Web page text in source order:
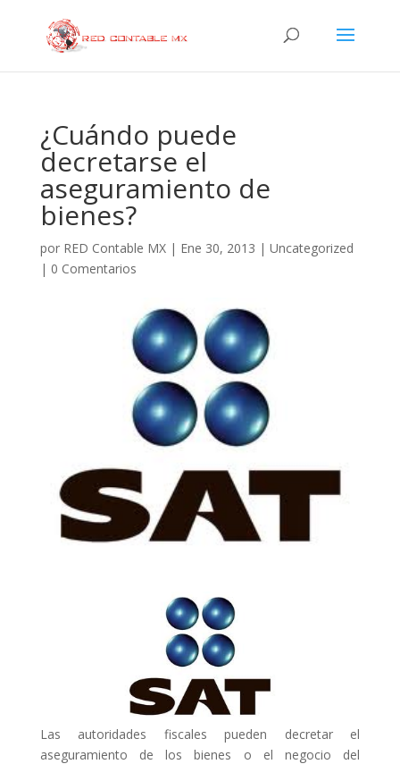
¿Cuándo puede
decretarse el
aseguramiento de
bienes?
por RED Contable MX| Ene 30, 2013 | Uncategorized
| 0 Comentarios
Las autoridades fiscales pueden decretar el
aseguramiento de los bienes o el negocio del